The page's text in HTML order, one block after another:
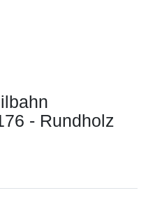
- Rundholz